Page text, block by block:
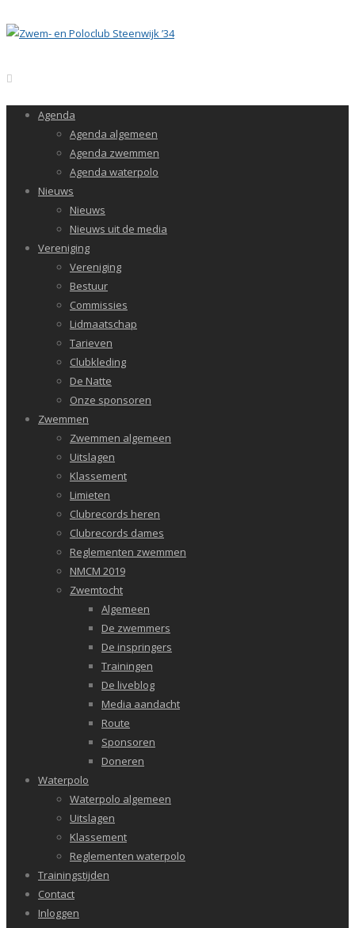
Agenda
Agenda algemeen
Agenda zwemmen
Agenda waterpolo
Nieuws
Nieuws
Nieuws uit de media
Vereniging
Vereniging
Bestuur
Commissies
Lidmaatschap
Tarieven
Clubkleding
De Natte
Onze sponsoren
Zwemmen
Zwemmen algemeen
Uitslagen
Klassement
Limieten
Clubrecords heren
Clubrecords dames
Reglementen zwemmen
NMCM 2019
Zwemtocht
Algemeen
De zwemmers
De inspringers
Trainingen
De liveblog
Media aandacht
Route
Sponsoren
Doneren
Waterpolo
Waterpolo algemeen
Uitslagen
Klassement
Reglementen waterpolo
Trainingstijden
Contact
Inloggen